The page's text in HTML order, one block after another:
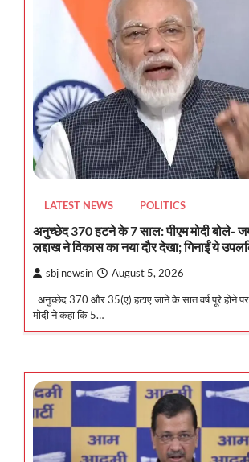
LATEST NEWS POLITICS
अनुच्छेद 370 हटने के 7 साल: पीएम मोदी बोले-
लद्दाख ने विकास का नया दौर देखा; गिनाईं ये
sbj newsin August 5, 2026
अनुच्छेद 370 और 35(ए) हटाए जाने के सात वर्ष पूरे होने
मोदी ने कहा कि 5…